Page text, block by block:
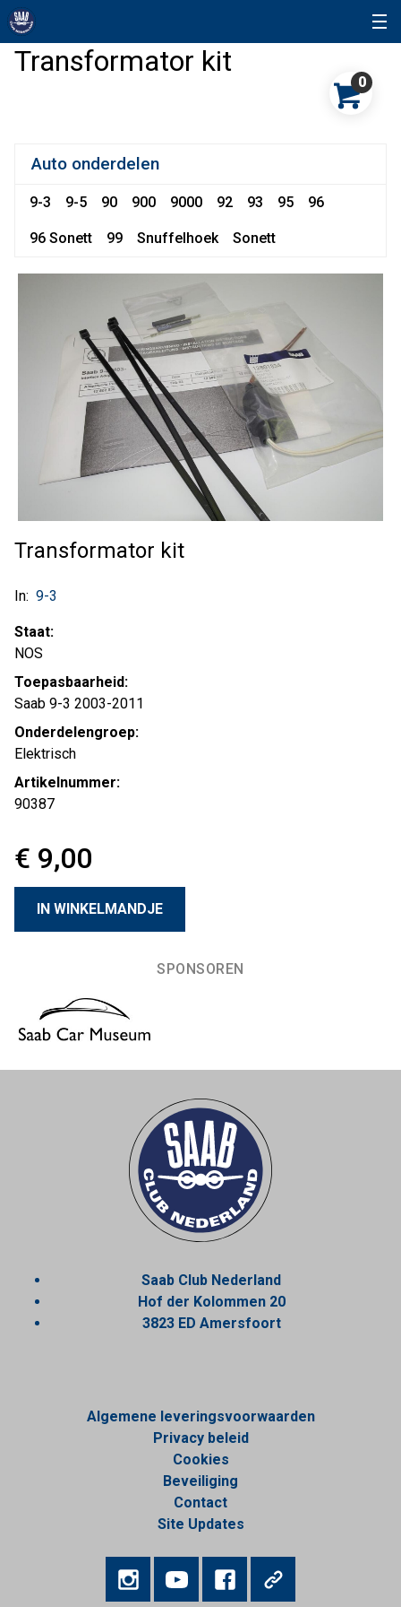
Transformator kit
0
Auto onderdelen
9-3 9-5 90 900 9000 92 93 95 96
96 Sonett 99 Snuffelhoek Sonett
Transformator kit
In: 9-3
Staat:
NOS
Toepasbaarheid:
Saab 9-3 2003-2011
Onderdelengroep:
Elektrisch
Artikelnummer:
90387
€ 9,00
SPONSOREN
Saab Club Nederland
Hof der Kolommen 20
3823 ED Amersfoort
Algemene leveringsvoorwaarden
Privacy beleid
Cookies
Beveiliging
Contact
Site Updates